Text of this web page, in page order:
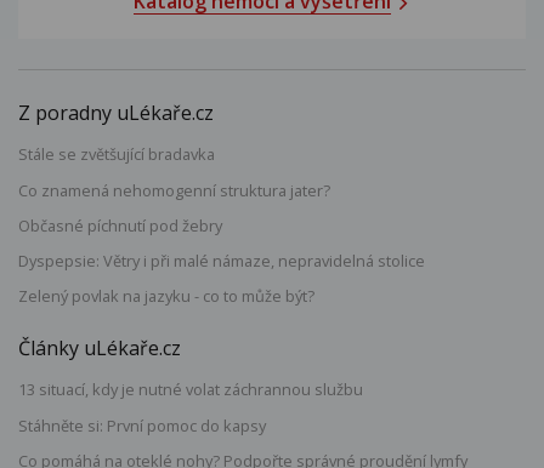
Z poradny uLékaře.cz
Stále se zvětšující bradavka
Co znamená nehomogenní struktura jater?
Občasné píchnutí pod žebry
Dyspepsie: Větry i při malé námaze, nepravidelná stolice
Zelený povlak na jazyku - co to může být?
Články uLékaře.cz
13 situací, kdy je nutné volat záchrannou službu
Stáhněte si: První pomoc do kapsy
Co pomáhá na oteklé nohy? Podpořte správné proudění lymfy